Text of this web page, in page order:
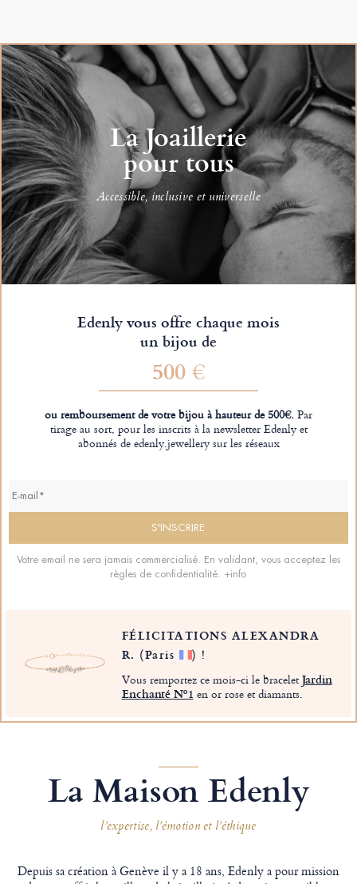
La Joaillerie
pour tous
Accessible, inclusive et universelle
Edenly vous offre chaque mois
un bijou de
500 €
ou remboursement de votre bijou à hauteur de 500€.Par
tirage au sort, pour les inscrits à la newsletter Edenly et
abonnés de edenly.jewellery sur les réseaux
Votre email ne sera jamais commercialisé. En validant, vous acceptez les
règles de confidentialité. +info
FÉLICITATIONS ALEXANDRA
R. (Paris ) !
Vous remportez ce mois-ci le braceletJardin
Enchanté Nº1 en or rose et diamants.
La Maison Edenly
l’expertise, l’émotion et l’éthique
Depuis sa création à Genève il y a 18 ans, Edenly a pour mission